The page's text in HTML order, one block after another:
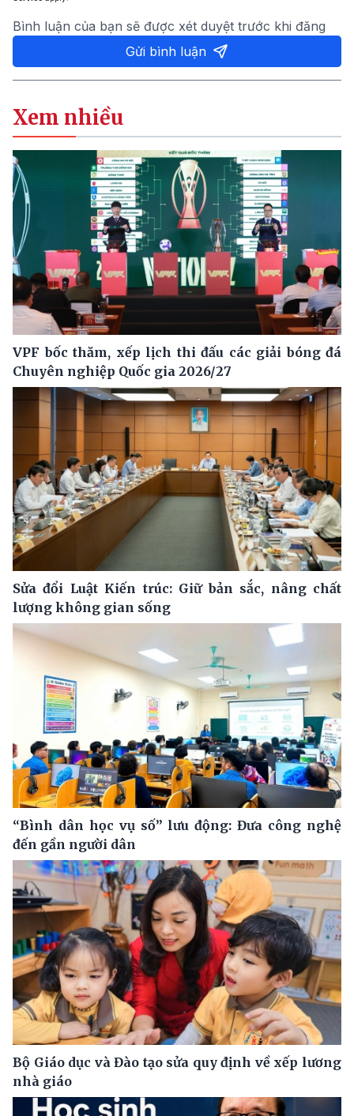
Bình luận của bạn sẽ được xét duyệt trước khi đăng
Gửi bình luận
Xem nhiều
VPF bốc thăm, xếp lịch thi đấu các giải bóng đá
Chuyên nghiệp Quốc gia 2026/27
Sửa đổi Luật Kiến trúc: Giữ bản sắc, nâng chất
lượng không gian sống
“Bình dân học vụ số” lưu động: Đưa công nghệ
đến gần người dân
Bộ Giáo dục và Đào tạo sửa quy định về xếp lương
nhà giáo